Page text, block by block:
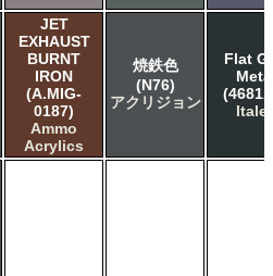
JET
EXHAUST
BURNT
IRON
(A.MIG-
0187)
Ammo
Acrylics
焼鉄色
(N76)
アクリジョン
Flat